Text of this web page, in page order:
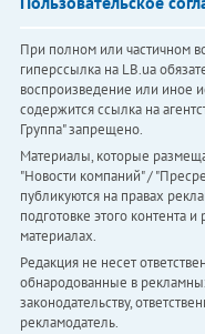
При полном или частичном
гиперссылка на LB.ua
воспроизведение или иное
содержится ссылка на
Группа" запрещено.
Материалы, которые
"Новости компаний" /
публикуются на правах
подготовке этого контента
материалах.
Редакция не несет
обнародованные в
законодательству,
рекламодатель.